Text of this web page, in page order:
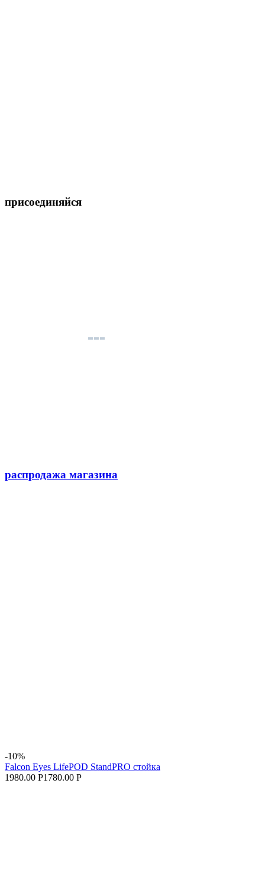
присоединяйся
распродажа магазина
-10%
Falcon Eyes LifePOD StandPRO стойка
1980.00 Р1780.00 Р